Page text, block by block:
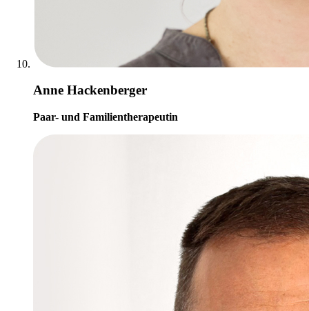
Anne Hackenberger
Paar- und Familientherapeutin